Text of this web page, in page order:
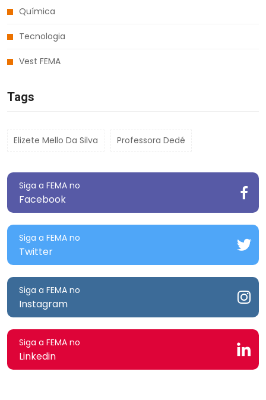
Química
Tecnologia
Vest FEMA
Tags
Elizete Mello Da Silva Professora Dedé
Siga a FEMA no
Facebook
Siga a FEMA no
Twitter
Siga a FEMA no
Instagram
Siga a FEMA no
Linkedin